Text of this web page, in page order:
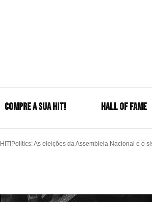
COMPRE A SUA HIT! HALL OF FAME
HIT!Politics: As eleições da Assembleia Nacional e o